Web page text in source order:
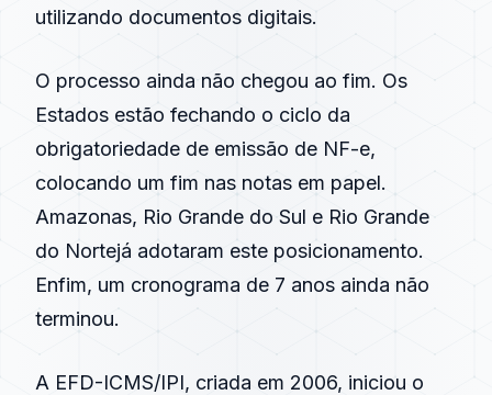
utilizando documentos digitais.
O processo ainda não chegou ao fim. Os
Estados estão fechando o ciclo da
obrigatoriedade de emissão de NF-e,
colocando um fim nas notas em papel.
Amazonas, Rio Grande do Sul e Rio Grande
do Nortejá adotaram este posicionamento.
Enfim, um cronograma de 7 anos ainda não
terminou.
A EFD-ICMS/IPI, criada em 2006, iniciou o